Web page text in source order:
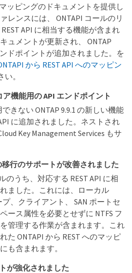
ッピングのドキュメントを提供し
レンスには、 ONTAPI コールのリ
API に相当する機能が含まれ
ュメントが更新され、 ONTAP
ドポイントが追加されました。を
から REST API へのマッピン
。
ア機能用の API エンドポイント
きない ONTAP 9.9.1 の新しい機能
に追加されました。ネストされ
Key Management Services もサ
移行のサポートが改善されました
のうち、対応する REST API に相
ました。これには、ローカル
、クライアント、 SAN ポートセ
ース属性を必要とせずに NTFS フ
管理する作業が含まれます。これ
た ONTAPI から REST へのマッピ
も含まれます。
が強化されました